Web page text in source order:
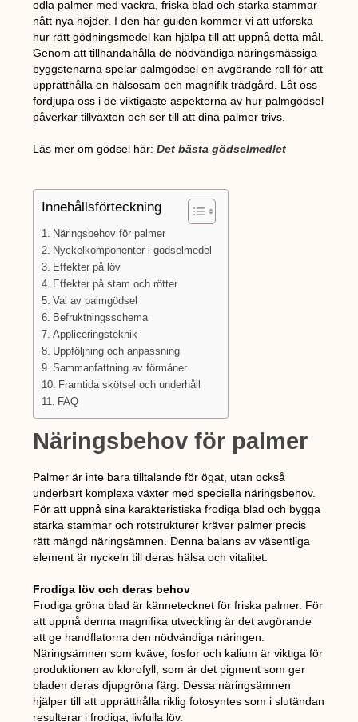
odla palmer med vackra, friska blad och starka stammar
nått nya höjder. I den här guiden kommer vi att utforska
hur rätt gödningsmedel kan hjälpa till att uppnå detta mål.
Genom att tillhandahålla de nödvändiga näringsmässiga
byggstenarna spelar palmgödsel en avgörande roll för att
upprätthålla en hälsosam och magnifik trädgård. Låt oss
fördjupa oss i de viktigaste aspekterna av hur palmgödsel
påverkar tillväxten och ser till att dina palmer trivs.
Läs mer om gödsel här: Det bästa gödselmedlet
Innehållsförteckning
Näringsbehov för palmer
Nyckelkomponenter i gödselmedel
Effekter på löv
Effekter på stam och rötter
Val av palmgödsel
Befruktningsschema
Appliceringsteknik
Uppföljning och anpassning
Sammanfattning av förmåner
Framtida skötsel och underhåll
FAQ
Näringsbehov för palmer
Palmer är inte bara tilltalande för ögat, utan också
underbart komplexa växter med speciella näringsbehov.
För att uppnå sina karakteristiska frodiga blad och bygga
starka stammar och rotstrukturer kräver palmer precis
rätt mängd näringsämnen. Denna balans av väsentliga
element är nyckeln till deras hälsa och vitalitet.
Frodiga löv och deras behov
Frodiga gröna blad är kännetecknet för friska palmer. För
att uppnå denna magnifika utveckling är det avgörande
att ge handflatorna den nödvändiga näringen.
Näringsämnen som kväve, fosfor och kalium är viktiga för
produktionen av klorofyll, som är det pigment som ger
bladen deras djupgröna färg. Dessa näringsämnen
hjälper till att upprätthålla riklig fotosyntes som i slutändan
resulterar i frodiga, livfulla löv.